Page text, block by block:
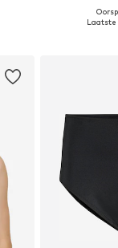
Beschikbare
Laatste